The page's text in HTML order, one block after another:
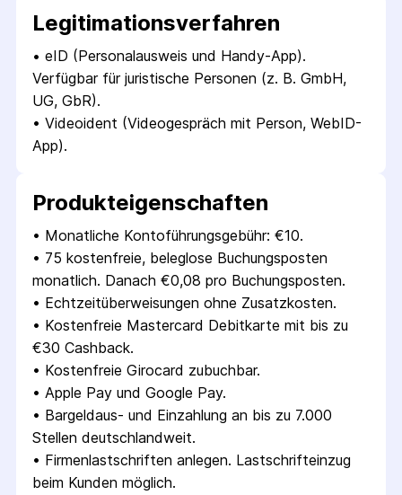
Legitimations­verfahren
• eID (Personalausweis und Handy-App).
Verfügbar für juristische Personen (z. B. GmbH,
UG, GbR).
• Videoident (Videogespräch mit Person, WebID-
App).
Produkt­eigenschaften
• Monatliche Kontoführungsgebühr: €10.
• 75 kostenfreie, beleglose Buchungsposten
monatlich. Danach €0,08 pro Buchungsposten.
• Echtzeitüberweisungen ohne Zusatzkosten.
• Kostenfreie Mastercard Debitkarte mit bis zu
€30 Cashback.
• Kostenfreie Girocard zubuchbar.
• Apple Pay und Google Pay.
• Bargeldaus- und Einzahlung an bis zu 7.000
Stellen deutschlandweit.
• Firmenlastschriften anlegen. Lastschrifteinzug
beim Kunden möglich.